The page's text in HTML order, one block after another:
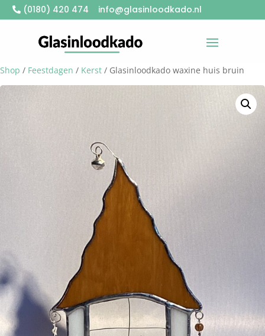
(0180) 420 474 info@glasinloodkado.nl
Shop / Feestdagen / Kerst / Glasinloodkado waxine huis bruin